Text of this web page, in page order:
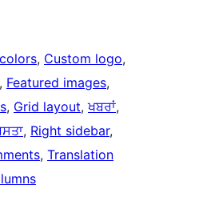
, Custom logo
, Featured images
, Grid layout, ਖਬਰਾਂ
, Right sidebar
, Translation